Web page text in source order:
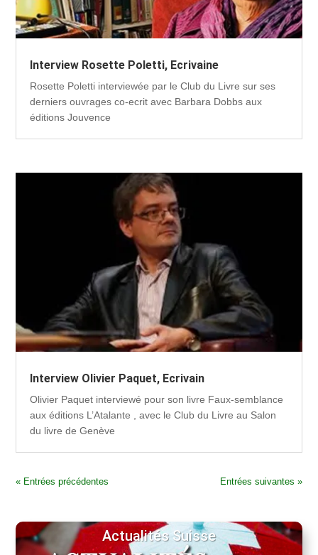
Interview Rosette Poletti, Ecrivaine
Rosette Poletti interviewée par le Club du Livre sur ses
derniers ouvrages co-ecrit avec Barbara Dobbs aux
éditions Jouvence
Interview Olivier Paquet, Ecrivain
Olivier Paquet interviewé pour son livre Faux-semblance
aux éditions L’Atalante , avec le Club du Livre au Salon
du livre de Genève
« Entrées précédentes Entrées suivantes »
Actualités Suisse